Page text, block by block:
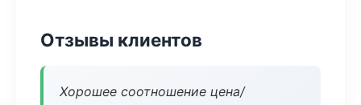
Отзывы клиентов
Хорошее соотношение цена/